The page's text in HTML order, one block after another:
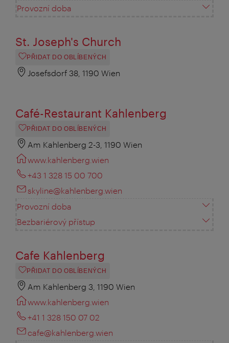
Provozní doba
St. Joseph's Church
PŘIDAT DO OBLÍBENÝCH
Josefsdorf 38, 1190 Wien
Café-Restaurant Kahlenberg
PŘIDAT DO OBLÍBENÝCH
Am Kahlenberg 2-3, 1190 Wien
www.kahlenberg.wien
+43 1 328 15 00 700
skyline@kahlenberg.wien
Provozní doba
Bezbariérový přístup
Cafe Kahlenberg
PŘIDAT DO OBLÍBENÝCH
Am Kahlenberg 3, 1190 Wien
www.kahlenberg.wien
+41 1 328 150 07 02
cafe@kahlenberg.wien